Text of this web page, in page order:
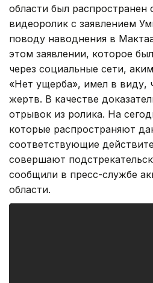
области был распространен
видеоролик с заявлением
поводу наводнения в
этом заявлении, которое
через социальные сети,
«Нет ущерба», имел в виду,
жертв. В качестве
отрывок из ролика. На
которые распространяют
соответствующие
совершают
сообщили в пресс-службе
области.